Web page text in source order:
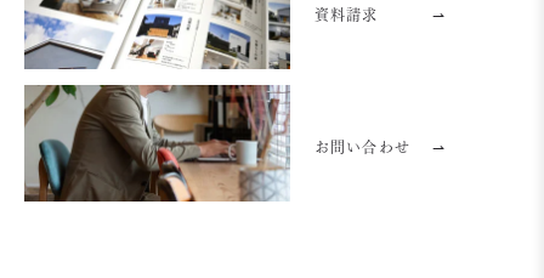
資料請求 ⇀
お問い合わせ ⇀